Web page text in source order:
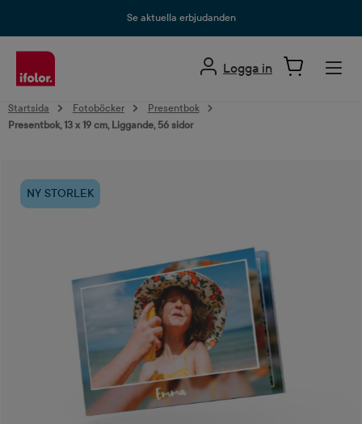
Se aktuella erbjudanden
Logga in
Startsida Fotoböcker
Presentbok
Presentbok, 13 x 19 cm, Liggande, 56 sidor
NY STORLEK